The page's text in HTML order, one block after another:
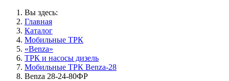
Вы здесь:
Главная
Каталог
Мобильные ТРК
«Benza»
ТРК и насосы дизель
Мобильные ТРК Benza-28
Benza 28-24-80ФР